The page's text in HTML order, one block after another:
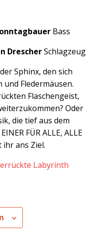
Bass
DrescherSchlagzeug
Sphinx, den sich
Fledermäusen.
Flaschengeist,
Oder
die tief aus dem
FÜR ALLE, ALLE
ihr ans Ziel.
Labyrinth